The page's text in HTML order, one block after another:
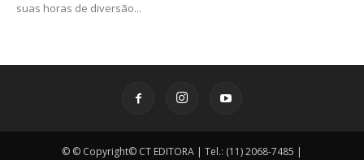
suas horas de diversão...
© © Copyright© CT EDITORA | Tel.: (11) 2068-7485 |